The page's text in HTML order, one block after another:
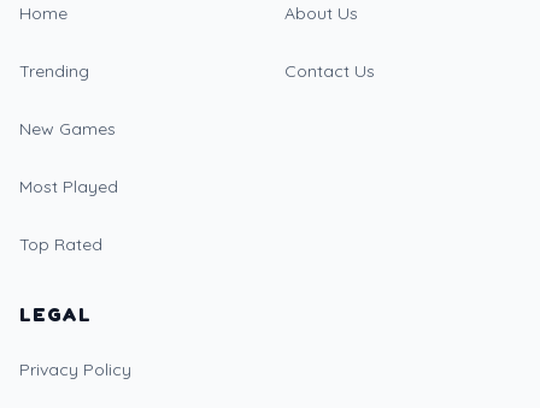
Home
Trending
New Games
Most Played
Top Rated
About Us
Contact Us
LEGAL
Privacy Policy